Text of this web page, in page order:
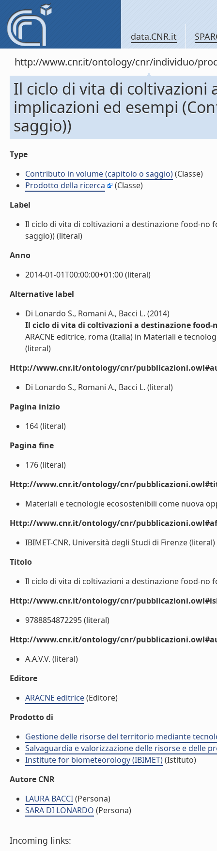
data.CNR.it
http://www.cnr.it/ontology/cnr/individuo/
Il ciclo di vita di coltivazioni
implicazioni ed esempi
saggio))
Type
Contributo in volume (capitolo o saggio)(Classe)
Prodotto della ricerca
(Classe)
Label
Il ciclo di vita di coltivazioni a destinazione food-
saggio)) (literal)
Anno
2014-01-01T00:00:00+01:00 (literal)
Alternative label
Di Lonardo S., Romani A., Bacci L. (2014)
Il ciclo di vita di coltivazioni a destinazione food-
ARACNE editrice, roma (Italia) in Materiali e
(literal)
Http://www.cnr.it/ontology/cnr/
Di Lonardo S., Romani A., Bacci L. (literal)
Pagina inizio
164 (literal)
Pagina fine
176 (literal)
Http://www.cnr.it/ontology/cnr/
Materiali e tecnologie ecosostenibili come nuova
Http://www.cnr.it/ontology/cnr/
IBIMET-CNR, Università degli Studi di Firenze (literal)
Titolo
Il ciclo di vita di coltivazioni a destinazione food-no
Http://www.cnr.it/ontology/cnr/
9788854872295 (literal)
Http://www.cnr.it/ontology/cnr/
A.A.V.V. (literal)
Editore
ARACNE editrice(Editore)
Prodotto di
Gestione delle risorse del territorio mediante
Salvaguardia e valorizzazione delle risorse e delle
Institute for biometeorology (IBIMET)(Istituto)
Autore CNR
LAURA BACCI(Persona)
SARA DI LONARDO (Persona)
Incoming links: